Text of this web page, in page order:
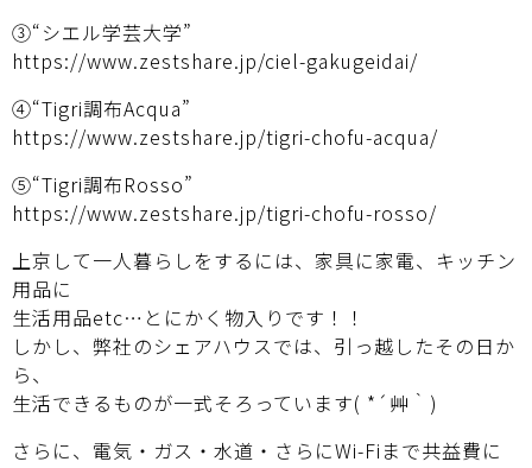
③“シエル学芸大学”
https://www.zestshare.jp/ciel-gakugeidai/
④“Tigri調布Acqua”
https://www.zestshare.jp/tigri-chofu-acqua/
⑤“Tigri調布Rosso”
https://www.zestshare.jp/tigri-chofu-rosso/
上京して一人暮らしをするには、家具に家電、キッチン
用品に
生活用品etc…とにかく物入りです！！
しかし、弊社のシェアハウスでは、引っ越したその日か
ら、
生活できるものが一式そろっています( *´艸｀)
さらに、電気・ガス・水道・さらにWi-Fiまで共益費に